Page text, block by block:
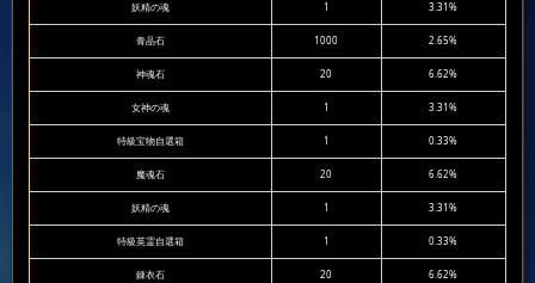
妖精の魂 1 3.31%
青晶石 1000 2.65%
神魂石 20 6.62%
女神の魂 1 3.31%
特級宝物自選箱 1 0.33%
魔魂石 20 6.62%
妖精の魂 1 3.31%
特級英霊自選箱 1 0.33%
錬衣石 20 6.62%